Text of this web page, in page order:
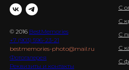
© 2016 BestMemories
+7 (903) 596-23-21
bestmemories-photo@mail.ru
Фотогалерея
Реквизиты и контакты
С
С
С
С
С